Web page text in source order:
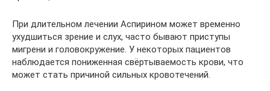
При длительном лечении Аспирином может временно
ухудшиться зрение и слух, часто бывают приступы
мигрени и головокружение. У некоторых пациентов
наблюдается пониженная свёртываемость крови, что
может стать причиной сильных кровотечений.